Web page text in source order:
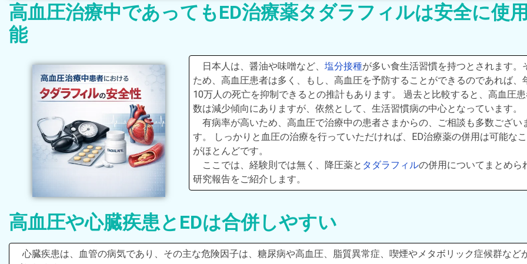
高血圧治療中であってもED治療薬タダラフィルは安全に使
能
日本人は、醤油や味噌など、 塩分接種が多い食生活習慣を持つとされます。
ため、高血圧患者は多く、もし、高血圧を予防することができるのであれば、
10万人の死亡を抑制できるとの推計もあります。 過去と比較すると、高血圧
数は減少傾向にありますが、依然として、生活習慣病の中心となっています。
有病率が高いため、高血圧で治療中の患者さまからの、ご相談も多数ござい
す。 しっかりと血圧の治療を行っていただければ、ED治療薬の併用は可能な
がほとんどです。
ここでは、経験則では無く、降圧薬と タダラフィルの併用についてまとめら
研究報告をご紹介します。
高血圧や心臓疾患とEDは合併しやすい
心臓疾患は、血管の病気であり、その主な危険因子は、糖尿病や高血圧、脂質異常症、喫煙やメタボリック症候群など